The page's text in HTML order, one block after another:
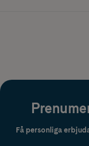
Få personliga